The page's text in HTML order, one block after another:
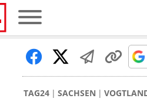
TAG24 SACHSEN